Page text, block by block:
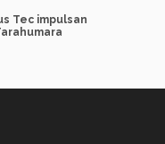
Tec impulsan